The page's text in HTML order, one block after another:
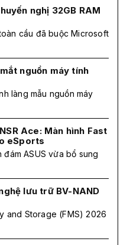
nghị 32GB RAM
cầu đã buộc Microsoft
nguồn máy tính
làng mẫu nguồn máy
Ace: Màn hình Fast
eSports
ASUS vừa bổ sung
lưu trữ BV-NAND
and Storage (FMS) 2026